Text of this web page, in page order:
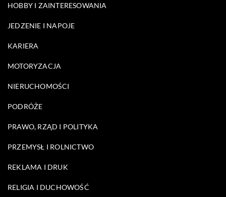
HOBBY I ZAINTERESOWANIA
JEDZENIE I NAPOJE
KARIERA
MOTORYZACJA
NIERUCHOMOŚCI
PODRÓŻE
PRAWO, RZĄD I POLITYKA
PRZEMYSŁ I ROLNICTWO
REKLAMA I DRUK
RELIGIA I DUCHOWOŚĆ